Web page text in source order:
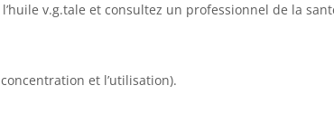
v.g.tale et consultez un professionnel de la
et l’utilisation).